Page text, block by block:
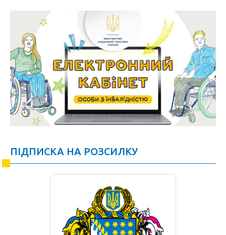
ПІДПИСКА НА РОЗСИЛКУ